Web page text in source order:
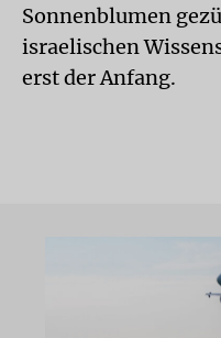
Sonnenblumen
israelischen
erst der Anfang.